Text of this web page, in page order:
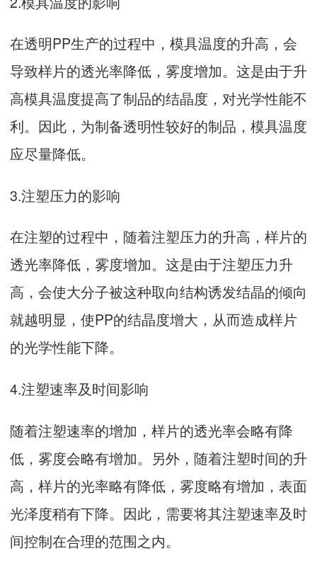
在透明PP生产的过程中，模具温度的升高，会
导致样片的透光率降低，雾度增加。这是由于升
高模具温度提高了制品的结晶度，对光学性能不
利。因此，为制备透明性较好的制品，模具温度
应尽量降低。
3.注塑压力的影响
在注塑的过程中，随着注塑压力的升高，样片的
透光率降低，雾度增加。这是由于注塑压力升
高，会使大分子被这种取向结构诱发结晶的倾向
就越明显，使PP的结晶度增大，从而造成样片
的光学性能下降。
4.注塑速率及时间影响
随着注塑速率的增加，样片的透光率会略有降
低，雾度会略有增加。另外，随着注塑时间的升
高，样片的光率略有降低，雾度略有增加，表面
光泽度稍有下降。因此，需要将其注塑速率及时
间控制在合理的范围之内。